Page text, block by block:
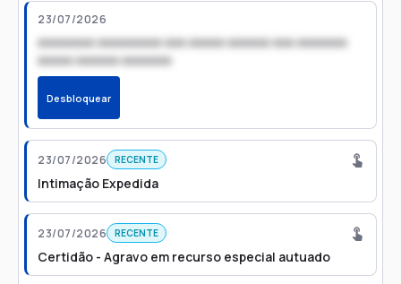
23/07/2026
xxxxxxxx xxxxxxxxx xxx xxxxx xxxxxx xxx xxxxxxx
xxxxx xxxxxx xxxxxxx
Desbloquear
23/07/2026 RECENTE
Intimação Expedida
23/07/2026 RECENTE
Certidão - Agravo em recurso especial autuado